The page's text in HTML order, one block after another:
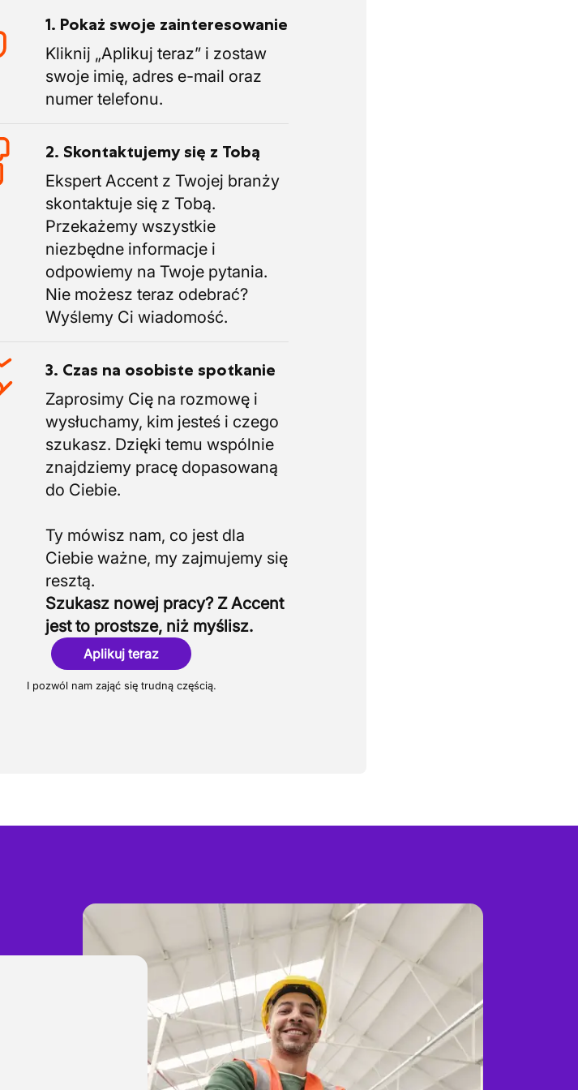
1. Pokaż swoje zainteresowanie
Kliknij „Aplikuj teraz” i zostaw
swoje imię, adres e-mail oraz
numer telefonu.
2. Skontaktujemy się z Tobą
Ekspert Accent z Twojej branży
skontaktuje się z Tobą.
Przekażemy wszystkie
niezbędne informacje i
odpowiemy na Twoje pytania.
Nie możesz teraz odebrać?
Wyślemy Ci wiadomość.
3. Czas na osobiste spotkanie
Zaprosimy Cię na rozmowę i
wysłuchamy, kim jesteś i czego
szukasz. Dzięki temu wspólnie
znajdziemy pracę dopasowaną
do Ciebie.
Ty mówisz nam, co jest dla
Ciebie ważne, my zajmujemy się
Szukasz nowej pracy? Z Accent
jest to prostsze, niż myślisz.
Aplikuj teraz
I pozwól nam zająć się trudną częścią.